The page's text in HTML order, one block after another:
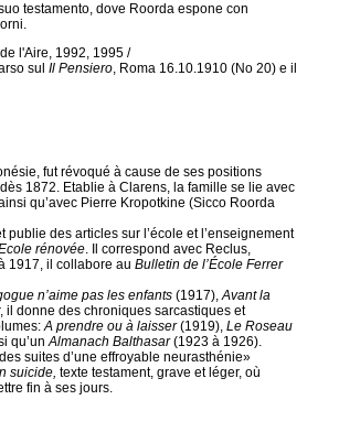
testamento, dove Roorda espone con
l'Aire, 1992, 1995 /
sul Il Pensiero, Roma 16.10.1910 (No 20) e il
fut révoqué à cause de ses positions
1872. Etablie à Clarens, la famille se lie avec
qu’avec Pierre Kropotkine (Sicco Roorda
des articles sur l’école et l’enseignement
rénovée. Il correspond avec Reclus,
1917, il collabore au Bulletin de l’École Ferrer
n’aime pas les enfants (1917),Avant la
il donne des chroniques sarcastiques et
A prendre ou à laisser(1919), Le Roseau
qu’unAlmanach Balthasar(1923 à 1926).
suites d’une effroyable neurasthénie»
suicide, texte testament, grave et léger, où
fin à ses jours.